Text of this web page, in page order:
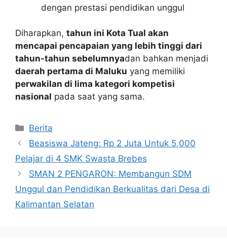
dengan prestasi pendidikan unggul
Diharapkan, tahun ini Kota Tual akan
mencapai pencapaian yang lebih tinggi dari
tahun-tahun sebelumnyadan bahkan menjadi
daerah pertama di Maluku yang memiliki
perwakilan di lima kategori kompetisi
nasional pada saat yang sama.
Kategori
Berita
Beasiswa Jateng: Rp 2 Juta Untuk 5,000
Pelajar di 4 SMK Swasta Brebes
SMAN 2 PENGARON: Membangun SDM
Unggul dan Pendidikan Berkualitas dari Desa di
Kalimantan Selatan